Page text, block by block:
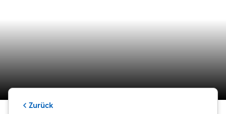
Zurück